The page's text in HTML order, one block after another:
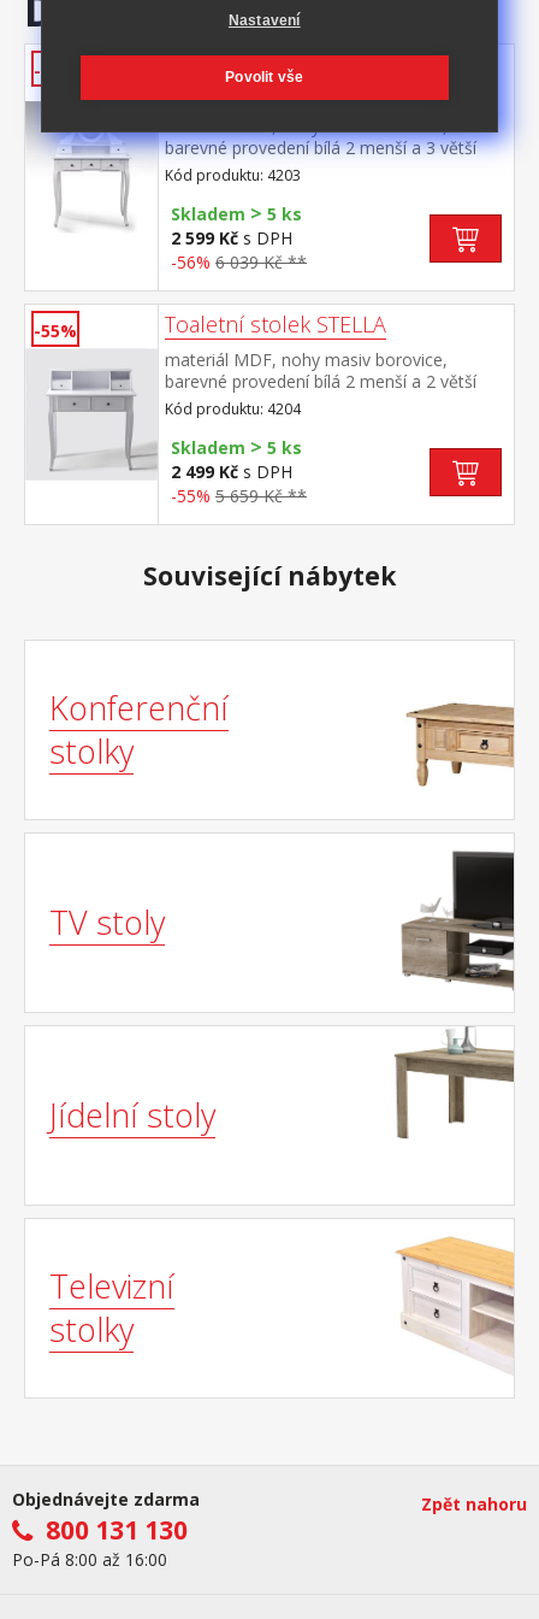
-56%
Toaletní stolek se zrcadlem
STELLA
barevné provedení bílá 2 menší a 3 větší
zásuvky
Kód produktu: 4203
Skladem > 5 ks
2 599 Kč s DPH
-56% 6 039 Kč **
-55% Toaletní stolek STELLA
materiál MDF, nohy masiv borovice,
barevné provedení bílá 2 menší a 2 větší
zásuvky
Kód produktu: 4204
Skladem > 5 ks
2 499 Kč s DPH
-55% 5 659 Kč **
Související nábytek
Konferenční
stolky
TV stoly
Jídelní stoly
Televizní
stolky
Objednávejte zdarma
800 131 130
Po-Pá 8:00 až 16:00
Zpět nahoru
Nastavení
Povolit vše